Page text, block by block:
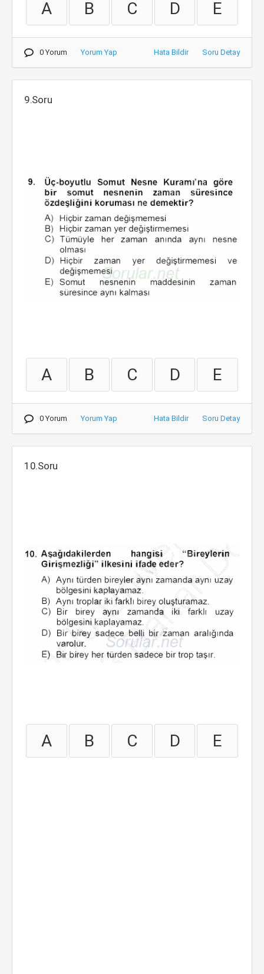
A B C D E
0 Yorum Yorum Yap Hata Bildir Soru Detay
9.Soru
A B C D E
0 Yorum Yorum Yap Hata Bildir Soru Detay
10.Soru
A B C D E